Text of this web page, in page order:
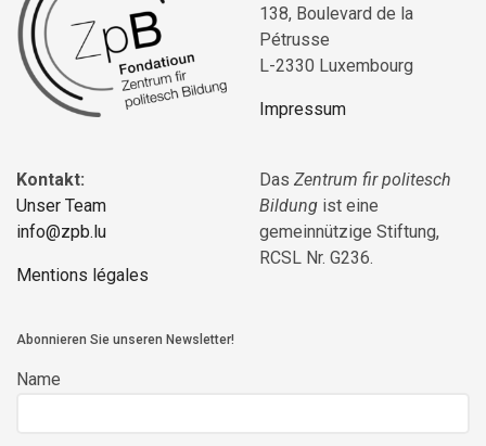
138, Boulevard de la
Pétrusse
L-2330 Luxembourg
Impressum
Kontakt:
Unser Team
info@zpb.lu
Mentions légales
Das Zentrum fir politesch
Bildung ist eine
gemeinnützige Stiftung,
RCSL Nr. G236.
Abonnieren Sie unseren Newsletter!
Name